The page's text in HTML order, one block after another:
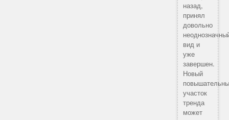
назад,
принял
довольно
вид и
уже
завершен.
Новый
участок
тренда
может